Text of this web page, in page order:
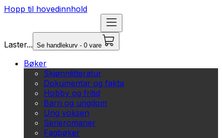
Hopp til hovedinnhold
Laster... Se handlekurv - 0 vare
Bøker
Skjønnlitteratur
Dokumentar og fakta
Hobby og fritid
Barn og ungdom
Ung voksen
Serieromaner
Fagbøker